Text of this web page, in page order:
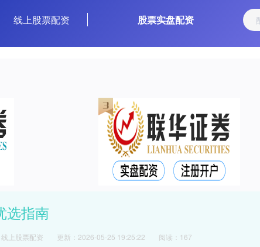
线上股票配资 股票实盘配资
选指南
上股票配资 更新：2026-05-25 19:25:22 阅读：167